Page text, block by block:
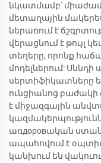
նկատմամբ՝
մետաղային
ներառում է
վերացնում է թույլ
տեղերը, որոնք
մոդելներում:
սերտիֆիկատները
ունցիանոց
է միջազգային
առдоровական
ապահովում է
կանխում են